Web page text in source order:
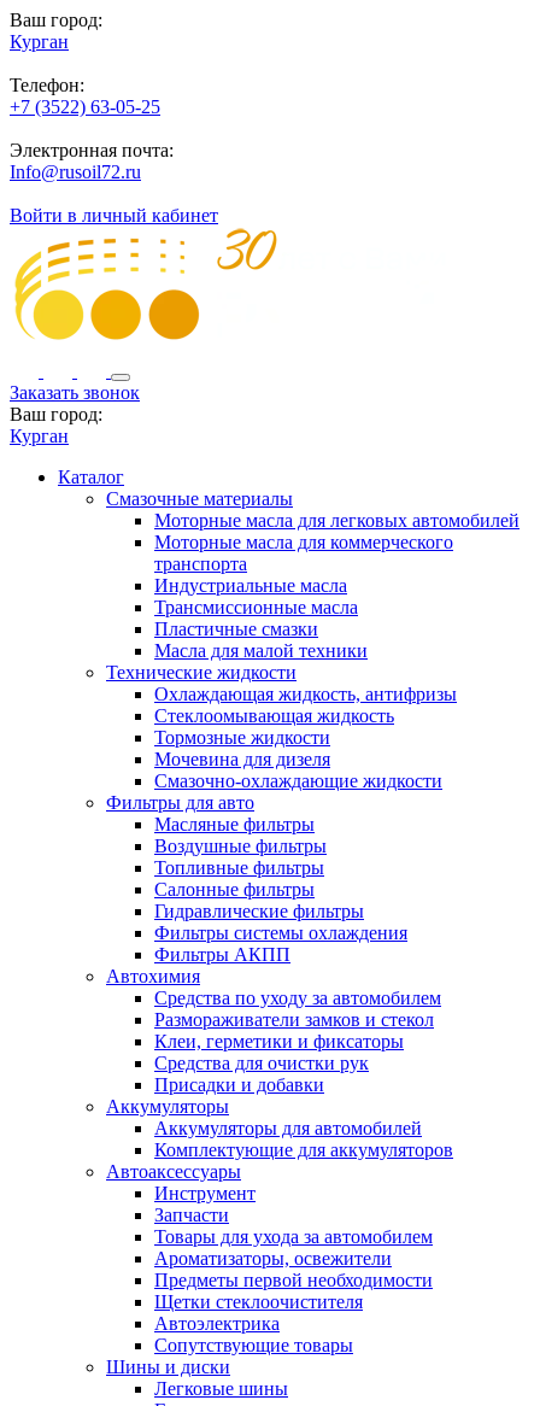
Ваш город:
Курган
Телефон:
+7 (3522) 63-05-25
Электронная почта:
Info@rusoil72.ru
Войти в личный кабинет
Заказать звонок
Ваш город:
Курган
Каталог
Смазочные материалы
Моторные масла для легковых автомобилей
Моторные масла для коммерческого
транспорта
Индустриальные масла
Трансмиссионные масла
Пластичные смазки
Масла для малой техники
Технические жидкости
Охлаждающая жидкость, антифризы
Стеклоомывающая жидкость
Тормозные жидкости
Мочевина для дизеля
Смазочно-охлаждающие жидкости
Фильтры для авто
Масляные фильтры
Воздушные фильтры
Топливные фильтры
Салонные фильтры
Гидравлические фильтры
Фильтры системы охлаждения
Фильтры АКПП
Автохимия
Средства по уходу за автомобилем
Размораживатели замков и стекол
Клеи, герметики и фиксаторы
Средства для очистки рук
Присадки и добавки
Аккумуляторы
Аккумуляторы для автомобилей
Комплектующие для аккумуляторов
Автоаксессуары
Инструмент
Запчасти
Товары для ухода за автомобилем
Ароматизаторы, освежители
Предметы первой необходимости
Щетки стеклоочистителя
Автоэлектрика
Сопутствующие товары
Шины и диски
Легковые шины